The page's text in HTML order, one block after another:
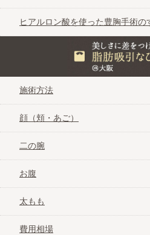
ヒアルロン酸を使った豊胸手術の
美しさに差をつける脂
施術方法
顔（頬・あご）
二の腕
お腹
太もも
費用相場